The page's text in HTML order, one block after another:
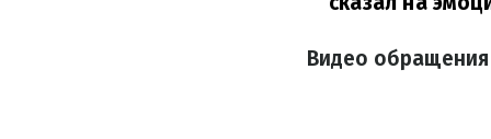
Видео обращения